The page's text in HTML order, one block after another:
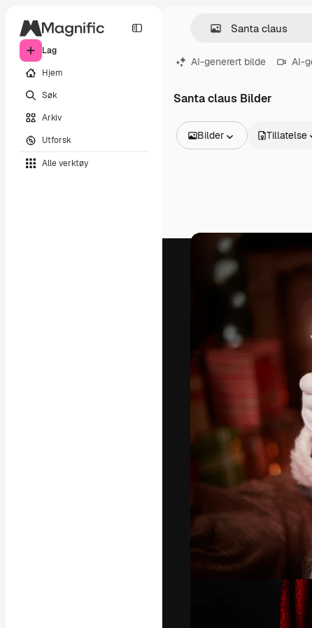
Lag
Hjem
Søk
Arkiv
Utforsk
Alle verktøy
AI-generert bilde AI-
Santa claus Bilder
Bilder
Videoer
Bevegelsesgrafikk
Videomaler
3D-modeller
Tillatelse
Den kreative
beste arbeid.
blant kreative,
Norsk
Copyright ©